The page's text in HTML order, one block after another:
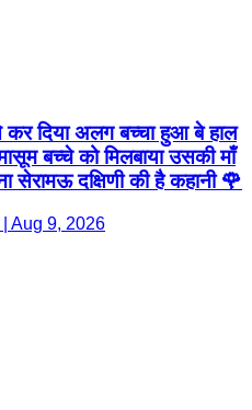
दिया अलग बच्चा हुआ बे हाल
बच्चे को मिलबाया उसकी माँ
सेरामऊ दक्षिणी की है कहानी 🌹
Aug 9, 2026